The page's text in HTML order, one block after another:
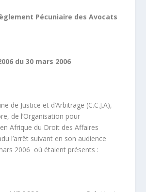
Pécuniaire des Avocats
du 30 mars 2006
de Justice et d’Arbitrage (C.C.J.A),
de l’Organisation pour
Afrique du Droit des Affaires
l’arrêt suivant en son audience
2006 où étaient présents :